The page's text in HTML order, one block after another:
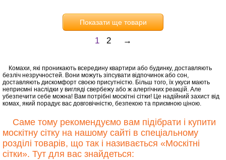
Показати ще товари
1 2 →
Комахи, які проникають всередину квартири або будинку, доставляють
безліч незручностей. Вони можуть зіпсувати відпочинок або сон,
доставляють дискомфорт своєю присутністю. Більш того, їх укуси мають
неприємні наслідки у вигляді свербежу або ж алергічних реакцій. Але
убезпечити себе можна! Вам потрібні москітні сітки! Це надійний захист від
комах, який порадує вас довговічністю, безпекою та приємною ціною.
Саме тому рекомендуємо вам підібрати і купити
москітну сітку на нашому сайті в спеціальному
розділі товарів, що так і називається «Москітні
сітки». Тут для вас знайдеться: